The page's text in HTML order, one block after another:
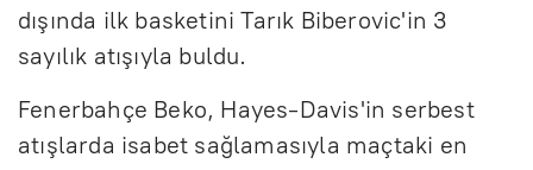
dışında ilk basketini Tarık Biberovic'in 3
sayılık atışıyla buldu.
Fenerbahçe Beko, Hayes-Davis'in serbest
atışlarda isabet sağlamasıyla maçtaki en